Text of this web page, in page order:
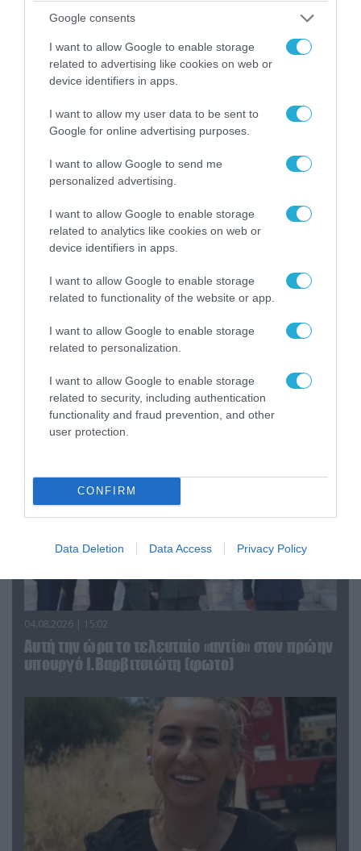
Google consents
I want to allow Google to enable storage
related to advertising like cookies on web or
device identifiers in apps.
I want to allow my user data to be sent to
Google for online advertising purposes.
I want to allow Google to send me
personalized advertising.
I want to allow Google to enable storage
related to analytics like cookies on web or
device identifiers in apps.
I want to allow Google to enable storage
related to functionality of the website or app.
I want to allow Google to enable storage
related to personalization.
I want to allow Google to enable storage
related to security, including authentication
functionality and fraud prevention, and other
user protection.
CONFIRM
Data Deletion Data Access Privacy Policy
06.08.2026 | 14:02
«Επιχείρηση ελεύθερα πεζοδρόμια» στην
Αθήνα: Απομακρύνθηκαν παράνομα
αντικείμενα από κοινόχρηστους χώρους
06.08.2026 | 09:03
«Οι εντελώς αθώοι»: Η ανάρτηση του Αρκά για
τα ζώα που χάθηκαν στις πυρκαγιές της
Αττικής (φωτο)
04.08.2026 | 15:02
Αυτή την ώρα το τελευταίο «αντίο» στον πρώην
υπουργό Ι.Βαρβιτσιώτη (φωτο)